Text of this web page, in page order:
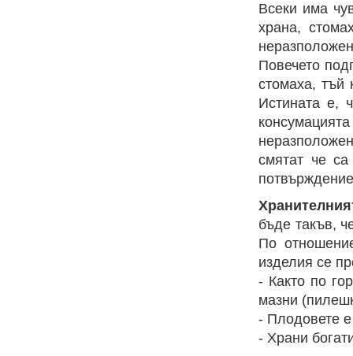
Всеки има
храна,
Повечето
стомаха, тъй
Истината е,
смятат че
бъде такъв,
По
изделия се
- Както по
мазни
- Плодовете
- Храни